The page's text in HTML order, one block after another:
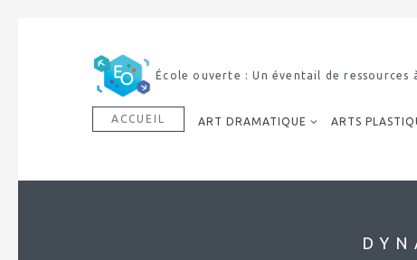
École ouverte : Un éventail de ressources
ACCUEIL ART DRAMATIQUE ARTS